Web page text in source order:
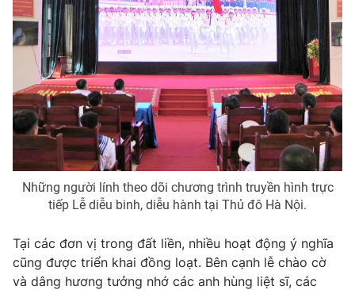
Tổng Biên tập:
Vũ Thanh Thủy
Phó Tổng Biên tập:Nguyễn Thị Mỹ Hạnh, Phạm Quốc Thắng,
Nguyễn Trọng Ninh
Tổng đài VTV:
024.38 355 931 - 024.38 355 932
Ðiện thoại Thời báo VTV:024.66 897 897
Email:toasoan@vtv.vn
Liên hệ quảng cáo:024-7300.7108
Những người lính theo dõi chương trình truyền hình trực
tiếp Lễ diễu binh, diễu hành tại Thủ đô Hà Nội.
Tại các đơn vị trong đất liền, nhiều hoạt động ý nghĩa
cũng được triển khai đồng loạt. Bên cạnh lễ chào cờ
và dâng hương tưởng nhớ các anh hùng liệt sĩ, các